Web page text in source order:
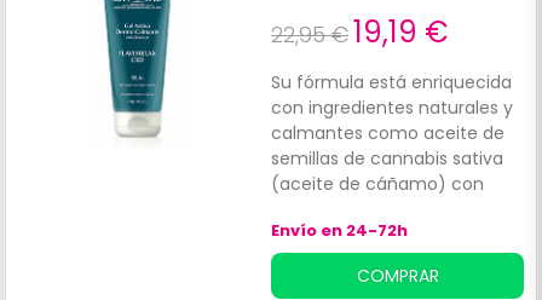
contribuye a reducir la
apariencia de la celulitis de
grado II, III y mixta y de la piel
de naranja. Apto para todo
tipo de pieles.'
22,95 €19,19 €
Su fórmula está enriquecida
con ingredientes naturales y
calmantes como aceite de
semillas de cannabis sativa
(aceite de cáñamo) con
aceite seco de cardo
mariano y prebióticos. Ideal
para limpiar la piel sensible.
Envío en 24-72h
COMPRAR